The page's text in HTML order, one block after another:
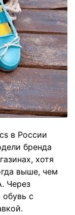
в России
бренда
хотя
выше, чем
Через
с